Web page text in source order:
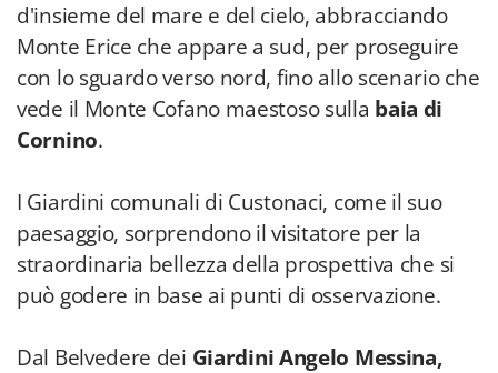
d'insieme del mare e del cielo, abbracciando
Monte Erice che appare a sud, per proseguire
con lo sguardo verso nord, fino allo scenario che
vede il Monte Cofano maestoso sulla baia di
Cornino.
I Giardini comunali di Custonaci, come il suo
paesaggio, sorprendono il visitatore per la
straordinaria bellezza della prospettiva che si
può godere in base ai punti di osservazione.
Dal Belvedere dei Giardini Angelo Messina,